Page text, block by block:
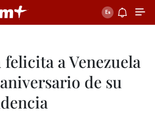
a Venezuela
aniversario de su